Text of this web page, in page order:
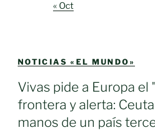
« Oct
NOTICIAS «EL MUNDO»
Vivas pide a Europa el
frontera y alerta:
manos de un país